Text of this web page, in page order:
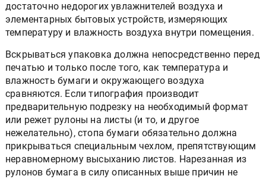
достаточно недорогих увлажнителей воздуха и
элементарных бытовых устройств, измеряющих
температуру и влажность воздуха внутри помещения.
Вскрываться упаковка должна непосредственно перед
печатью и только после того, как температура и
влажность бумаги и окружающего воздуха
сравняются. Если типография производит
предварительную подрезку на необходимый формат
или режет рулоны на листы (и то, и другое
нежелательно), стопа бумаги обязательно должна
прикрываться специальным чехлом, препятствующим
неравномерному высыханию листов. Нарезанная из
рулонов бумага в силу описанных выше причин не